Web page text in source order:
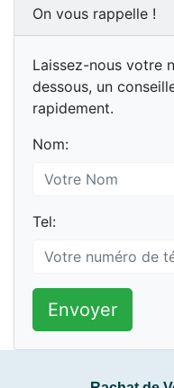
On vous rappelle !
Laissez-nous votre
dessous, un
rapidement.
Nom:
Tel:
Envoyer